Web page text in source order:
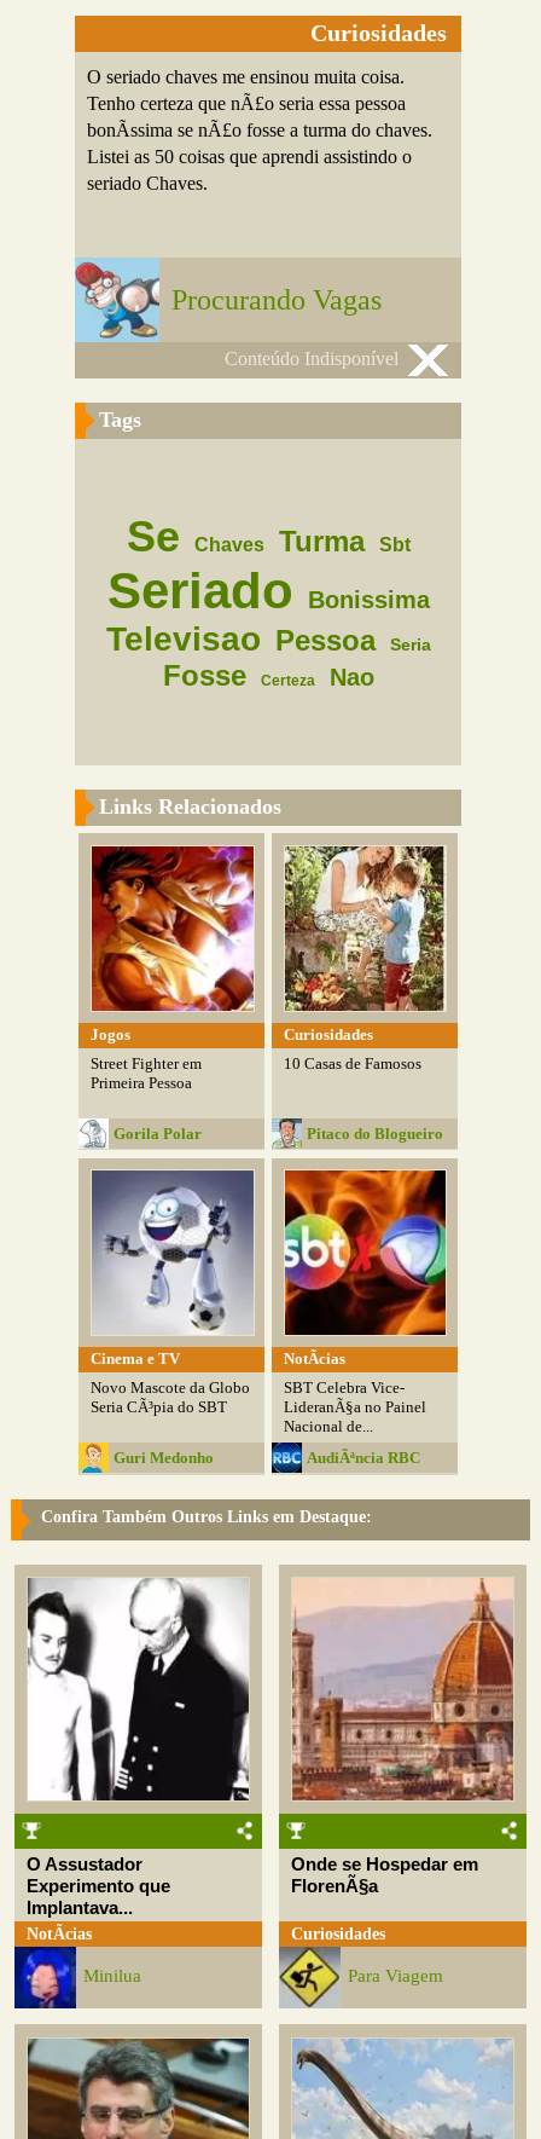
Curiosidades
O seriado chaves me ensinou muita coisa.
Tenho certeza que nÃ£o seria essa pessoa
bonÃ­ssima se nÃ£o fosse a turma do chaves.
Listei as 50 coisas que aprendi assistindo o
seriado Chaves.
Procurando Vagas
Conteúdo Indisponível
Tags
Se Chaves Turma Sbt
Seriado Bonissima
Televisao Pessoa Seria
Fosse Certeza Nao
Links Relacionados
Jogos
Street Fighter em
Primeira Pessoa
Gorila Polar
Curiosidades
10 Casas de Famosos
Pitaco do Blogueiro
Cinema e TV
Novo Mascote da Globo
Seria CÃ³pia do SBT
Guri Medonho
NotÃ­cias
SBT Celebra Vice-
LideranÃ§a no Painel
Nacional de...
AudiÃªncia RBC
Confira Também Outros Links em Destaque:
O Assustador
Experimento que
Implantava...
NotÃ­cias
Minilua
Onde se Hospedar em
FlorenÃ§a
Curiosidades
Para Viagem